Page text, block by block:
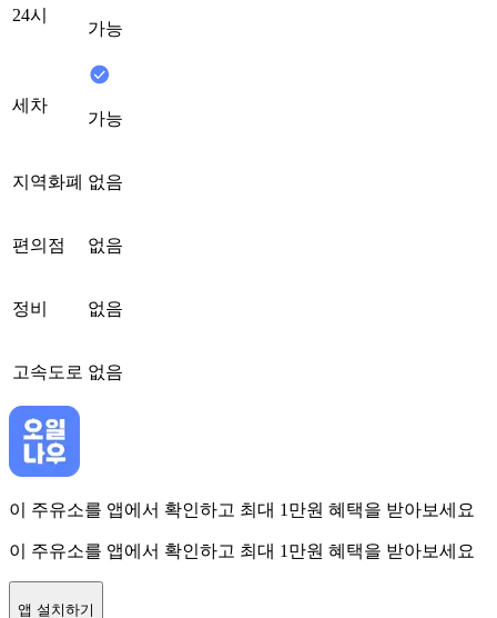
24시
가능
세차
가능
지역화폐 없음
편의점 없음
정비 없음
고속도로 없음
이 주유소를 앱에서 확인하고 최대 1만원 혜택을 받아보세요
이 주유소를 앱에서 확인하고 최대 1만원 혜택을 받아보세요
앱 설치하기